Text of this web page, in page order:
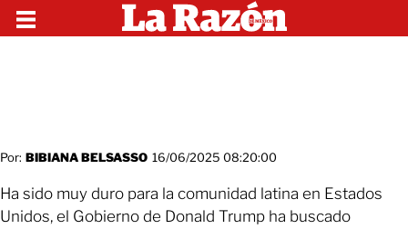
Por: BIBIANA BELSASSO 16/06/2025 08:20:00
Ha sido muy duro para la comunidad latina en Estados
Unidos, el Gobierno de Donald Trump ha buscado